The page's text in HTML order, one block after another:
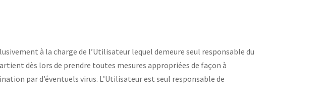
à la charge de l’Utilisateur lequel demeure seul responsable du
dès lors de prendre toutes mesures appropriées de façon à
par d’éventuels virus. L’Utilisateur est seul responsable de